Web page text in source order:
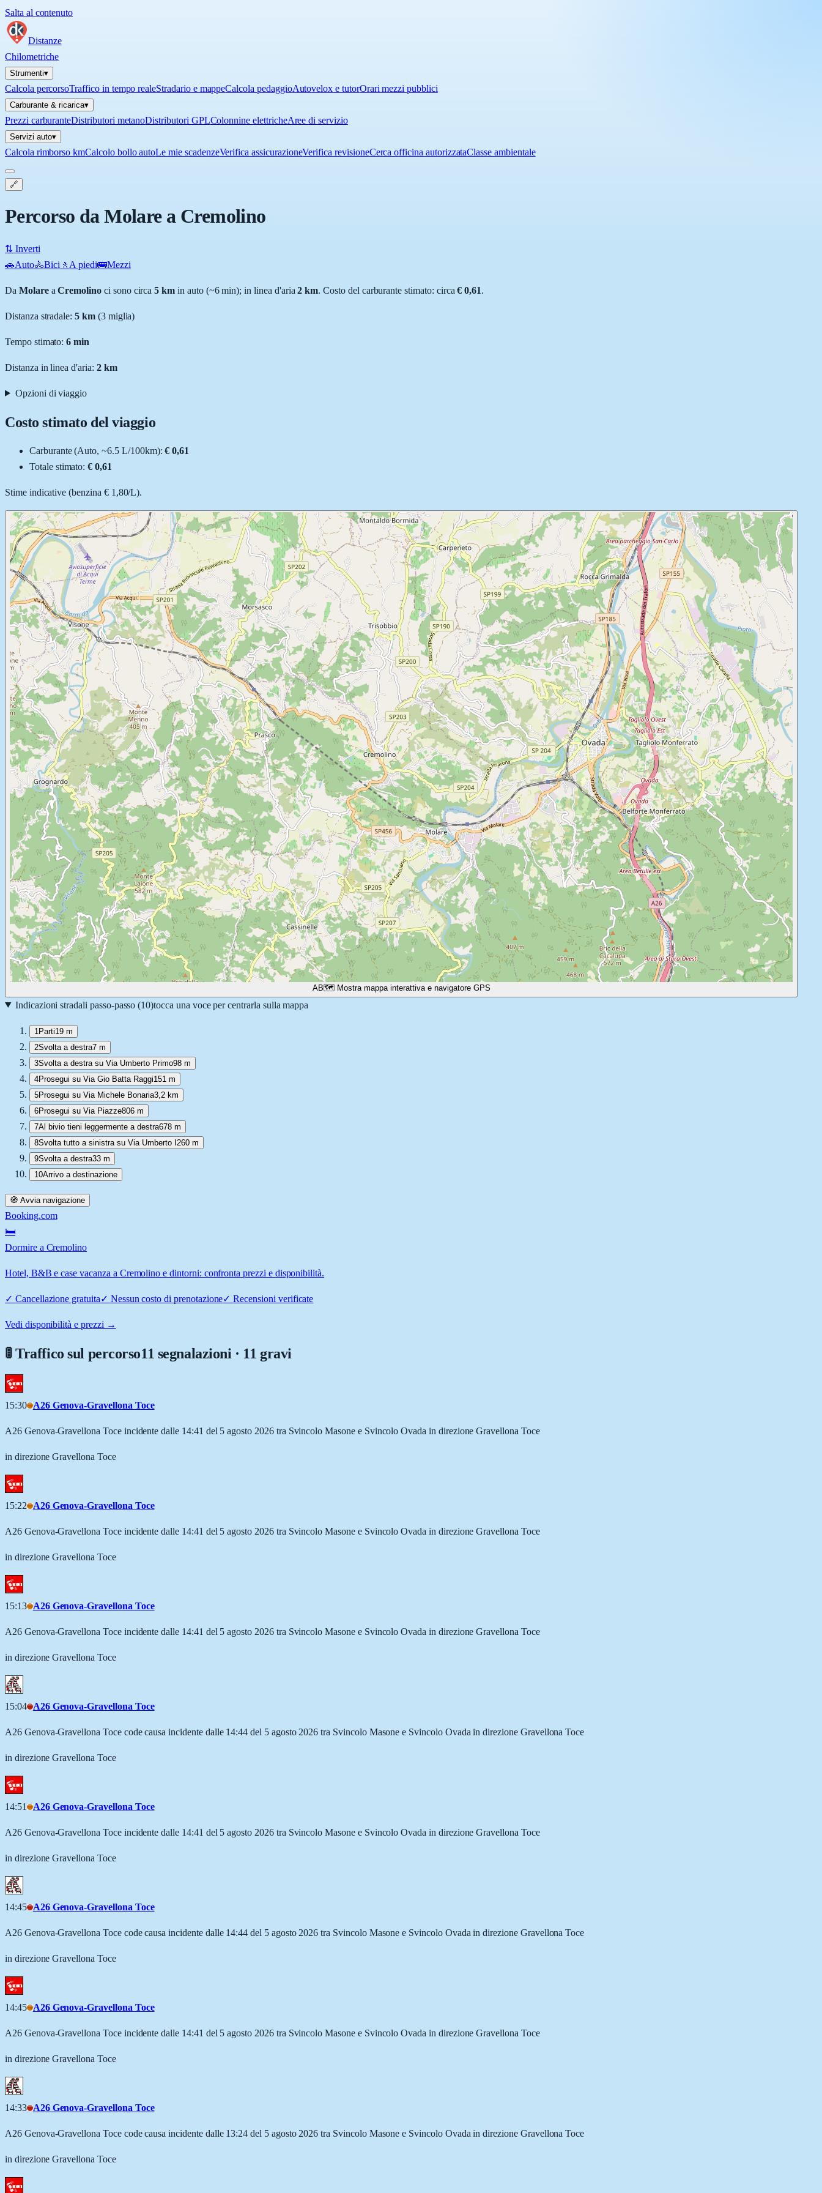
Salta al contenuto
Distanze
Chilometriche
Strumenti▾
Calcola percorsoTraffico in tempo realeStradario e mappeCalcola pedaggioAutovelox e tutorOrari mezzi pubblici
Carburante & ricarica▾
Prezzi carburanteDistributori metanoDistributori GPLColonnine elettricheAree di servizio
Servizi auto▾
Calcola rimborso kmCalcolo bollo autoLe mie scadenzeVerifica assicurazioneVerifica revisioneCerca officina autorizzataClasse ambientale
🔗
Percorso da Molare a Cremolino
⇅ Inverti
🚗Auto🚴Bici 🚶 A piedi🚌Mezzi
Da MolareaCremolino ci sono circa 5 km in auto (~6 min); in linea d'aria2 km. Costo del carburante stimato: circa € 0,61.
Distanza stradale:5 km (3miglia)
Tempo stimato:6 min
Distanza in linea d'aria: 2km
Opzioni di viaggio
Costo stimato del viaggio
Carburante (Auto, ~6.5 L/100km): € 0,61
Totale stimato:€ 0,61
Stime indicative (benzina € 1,80/L).
AB🗺️ Mostra mappa interattiva e navigatore GPS
Indicazioni stradali passo-passo (10)tocca una voce per centrarla sulla mappa
1 Parti19 m
2Svolta a destra7 m
3Svolta a destra su Via Umberto Primo98 m
4Prosegui su Via Gio Batta Raggi151 m
5Prosegui su Via Michele Bonaria3,2 km
6Prosegui su Via Piazze806 m
7Al bivio tieni leggermente a destra678 m
8Svolta tutto a sinistra su Via Umberto I260 m
9Svolta a destra33 m
10Arrivo a destinazione
🧭 Avvia navigazione
Booking.com
🛏️
Dormire a Cremolino
Hotel, B&B e case vacanza a Cremolino e dintorni: confronta prezzi e disponibilità.
✓ Cancellazione gratuita✓ Nessun costo di prenotazione✓Recensioni verificate
Vedi disponibilità e prezzi →
🚦 Traffico sul percorso11 segnalazioni · 11 gravi
15:30 A26 Genova-Gravellona Toce
A26 Genova-Gravellona Toce incidente dalle 14:41 del 5 agosto 2026 tra Svincolo Masone e Svincolo Ovada in direzione Gravellona Toce
in direzione Gravellona Toce
15:22 A26 Genova-Gravellona Toce
A26 Genova-Gravellona Toce incidente dalle 14:41 del 5 agosto 2026 tra Svincolo Masone e Svincolo Ovada in direzione Gravellona Toce
in direzione Gravellona Toce
15:13 A26 Genova-Gravellona Toce
A26 Genova-Gravellona Toce incidente dalle 14:41 del 5 agosto 2026 tra Svincolo Masone e Svincolo Ovada in direzione Gravellona Toce
in direzione Gravellona Toce
15:04 A26 Genova-Gravellona Toce
A26 Genova-Gravellona Toce code causa incidente dalle 14:44 del 5 agosto 2026 tra Svincolo Masone e Svincolo Ovada in direzione Gravellona Toce
in direzione Gravellona Toce
14:51 A26 Genova-Gravellona Toce
A26 Genova-Gravellona Toce incidente dalle 14:41 del 5 agosto 2026 tra Svincolo Masone e Svincolo Ovada in direzione Gravellona Toce
in direzione Gravellona Toce
14:45 A26 Genova-Gravellona Toce
A26 Genova-Gravellona Toce code causa incidente dalle 14:44 del 5 agosto 2026 tra Svincolo Masone e Svincolo Ovada in direzione Gravellona Toce
in direzione Gravellona Toce
14:45 A26 Genova-Gravellona Toce
A26 Genova-Gravellona Toce incidente dalle 14:41 del 5 agosto 2026 tra Svincolo Masone e Svincolo Ovada in direzione Gravellona Toce
in direzione Gravellona Toce
14:33 A26 Genova-Gravellona Toce
A26 Genova-Gravellona Toce code causa incidente dalle 13:24 del 5 agosto 2026 tra Svincolo Masone e Svincolo Ovada in direzione Gravellona Toce
in direzione Gravellona Toce